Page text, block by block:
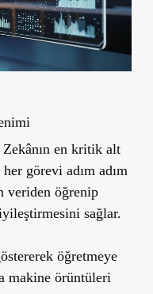
en kritik alt
görevi adım adım
veriden öğrenip
sağlar.
öğretmeye
makine örüntüleri